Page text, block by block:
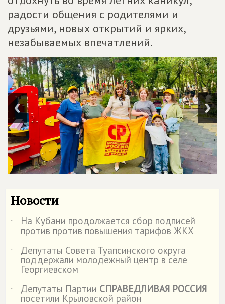
радости общения с родителями и
друзьями, новых открытий и ярких,
незабываемых впечатлений.
Новости
˙ На Кубани продолжается сбор подписей
против против повышения тарифов ЖКХ
˙
Депутаты Совета Туапсинского округа
поддержали молодежный центр в селе
Георгиевском
˙
Депутаты Партии СПРАВЕДЛИВАЯ РОССИЯ
посетили Крыловской район